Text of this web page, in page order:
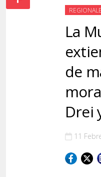
La
de
Drei
11